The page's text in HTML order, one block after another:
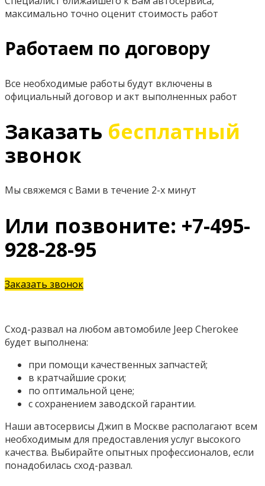
максимально точно оценит стоимость работ
Работаем по договору
Все необходимые работы будут включены в
официальный договор и акт выполненных работ
Заказать бесплатный
звонок
Мы свяжемся с Вами в течение 2-х минут
Или позвоните: +7-495-
928-28-95
Заказать звонок
Сход-развал на любом автомобиле Jeep Cherokee
будет выполнена:
при помощи качественных запчастей;
в кратчайшие сроки;
по оптимальной цене;
с сохранением заводской гарантии.
Наши автосервисы Джип в Москве располагают всем
необходимым для предоставления услуг высокого
качества. Выбирайте опытных профессионалов, если
понадобилась сход-развал.